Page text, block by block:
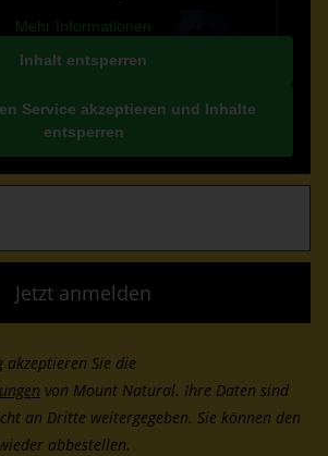
Mehr Informationen
Inhalt entsperren
Service akzeptieren und Inhalte
entsperren
akzeptieren Sie die
von Mount Natural. Ihre Daten sind
an Dritte weitergegeben. Sie können den
abbestellen.